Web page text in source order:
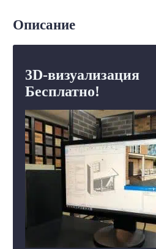
Описание
3D-визуализация
Бесплатно!